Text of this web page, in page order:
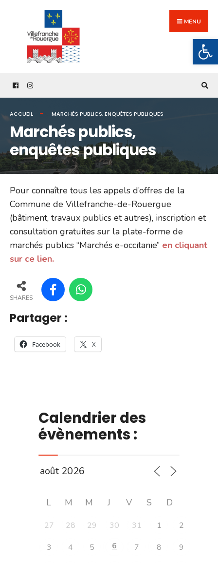
content
MENU
ACCUEIL MARCHÉS PUBLICS, ENQUÊTES PUBLIQUES
Marchés publics,
enquêtes publiques
Pour connaître tous les appels d’offres de la
Commune de Villefranche-de-Rouergue
(bâtiment, travaux publics et autres), inscription et
consultation gratuites sur la plate-forme de
marchés publics “Marchés e-occitanie” en cliquant
sur ce lien.
SHARES
Partager :
Facebook X
Calendrier des
évènements :
L M M J V S D
27 28 29 30 31 1 2
3 4 5 6 7 8 9